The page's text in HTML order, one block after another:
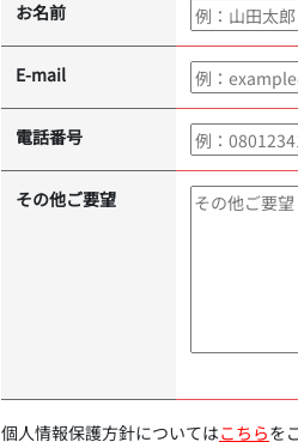
お名前
E-mail
電話番号
その他ご要望
個人情報保護方針についてはこちらを